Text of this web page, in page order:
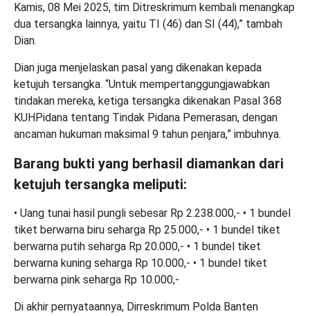
Kamis, 08 Mei 2025, tim Ditreskrimum kembali menangkap
dua tersangka lainnya, yaitu TI (46) dan SI (44),” tambah
Dian.
Dian juga menjelaskan pasal yang dikenakan kepada
ketujuh tersangka. “Untuk mempertanggungjawabkan
tindakan mereka, ketiga tersangka dikenakan Pasal 368
KUHPidana tentang Tindak Pidana Pemerasan, dengan
ancaman hukuman maksimal 9 tahun penjara,” imbuhnya.
Barang bukti yang berhasil diamankan dari
ketujuh tersangka meliputi:
• Uang tunai hasil pungli sebesar Rp 2.238.000,- • 1 bundel
tiket berwarna biru seharga Rp 25.000,- • 1 bundel tiket
berwarna putih seharga Rp 20.000,- • 1 bundel tiket
berwarna kuning seharga Rp 10.000,- • 1 bundel tiket
berwarna pink seharga Rp 10.000,-
Di akhir pernyataannya, Dirreskrimum Polda Banten